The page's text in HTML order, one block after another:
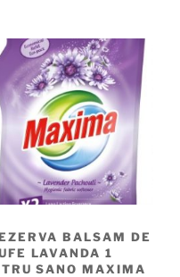
BALSAM DE
LAVANDA 1
SANO MAXIMA